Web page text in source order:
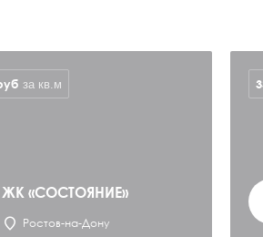
ЖК «СОСТОЯНИЕ»
Ростов-на-Дону
за кв.м